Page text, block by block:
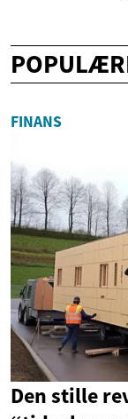
FINANS
Den stille